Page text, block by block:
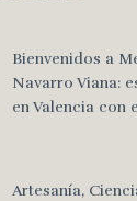
Bienvenidos a
Navarro Viana:
en Valencia con
Artesanía,